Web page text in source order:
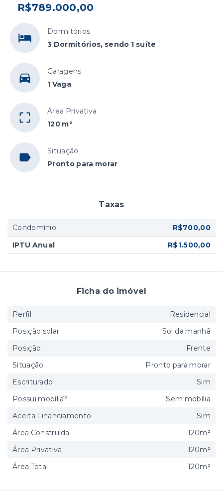
R$789.000,00
Dormitórios
3 Dormitórios, sendo 1 suíte
Garagens
1 Vaga
Área Privativa
120 m²
Situação
Pronto para morar
Taxas
Condomínio
R$700,00
IPTU Anual
R$1.500,00
Ficha do imóvel
Perfil
Residencial
Posição solar
Sol da manhã
Posição
Frente
Situação
Pronto para morar
Escriturado
Sim
Possui mobília?
Sem mobília
Aceita Financiamento
Sim
Área Construída
120m²
Área Privativa
120m²
Área Total
120m²